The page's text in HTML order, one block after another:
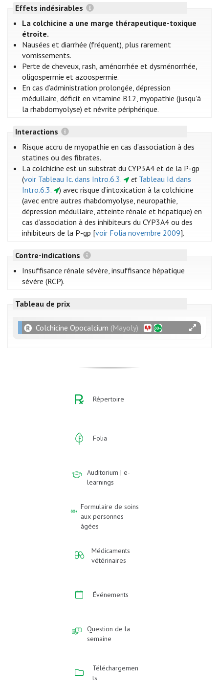
Effets indésirables
La colchicine a une marge thérapeutique-toxique
étroite.
Nausées et diarrhée (fréquent), plus rarement
vomissements.
Perte de cheveux, rash, aménorrhée et dysménorrhée,
oligospermie et azoospermie.
En cas d’administration prolongée, dépression
médullaire, déficit en vitamine B12, myopathie (jusqu'à
la rhabdomyolyse) et névrite périphérique.
Interactions
Risque accru de myopathie en cas d’association à des
statines ou des fibrates.
La colchicine est un substrat du CYP3A4 et de la P-gp
(voir Tableau Ic. dans Intro.6.3. et Tableau Id. dans
Intro.6.3.
) avec risque d’intoxication à la colchicine
(avec entre autres rhabdomyolyse, neuropathie,
dépression médullaire, atteinte rénale et hépatique) en
cas d’association à des inhibiteurs du CYP3A4 ou des
inhibiteurs de la P-gp [voir Folia novembre 2009].
Contre-indications
Insuffisance rénale sévère, insuffisance hépatique
sévère (RCP).
Tableau de prix
Colchicine Opocalcium (Mayoly)
Répertoire
Folia
Auditorium | e-
learnings
Formulaire de soins
aux personnes
âgées
Médicaments
vétérinaires
Événements
Question de la
semaine
Téléchargemen
ts